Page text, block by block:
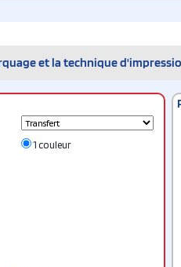
et la technique
1 couleur